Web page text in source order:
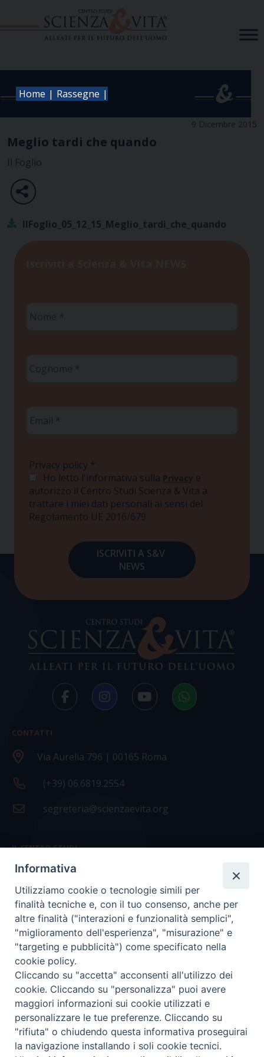
Home | Rassegne |
9 Dicembre 2015
Meglio tardi che quando
Il Foglio
IlFoglio_05_12_15_Meglio_tardi_che_quando
Privacy policy *
Ho letto l'informativa sulla Privacy e
autorizzo il Centro Studi Scienza & Vita a
trattare i miei dati personali ai sensi del
Regolamento UE 2016/679
CONTATTI
Via Aurelia 796 | 00165 Roma
(+39) 06.6819.2554
segreteria@scienzaevita.org
IL CENTRO STUDI
La nostra storia
Statuto
Presidenza e ufficio presidenza
Consiglio scientifico
Coordinamento nazionale
COPYRIGHT Scienza & Vita - C.F96600690588- Tutti i
diritti -Privacy- Credits
Informativa
Utilizziamo cookie o tecnologie simili per
finalità tecniche e, con il tuo consenso, anche per
altre finalità ("interazioni e funzionalità semplici",
"miglioramento dell'esperienza", "misurazione" e
"targeting e pubblicità") come specificato nella
cookie policy.
Cliccando su "accetta" acconsenti all'utilizzo dei
cookie. Cliccando su "personalizza" puoi avere
maggiori informazioni sui cookie utilizzati e
personalizzare le tue preferenze. Cliccando su
"rifiuta" o chiudendo questa informativa proseguirai
la navigazione installando i soli cookie tecnici.